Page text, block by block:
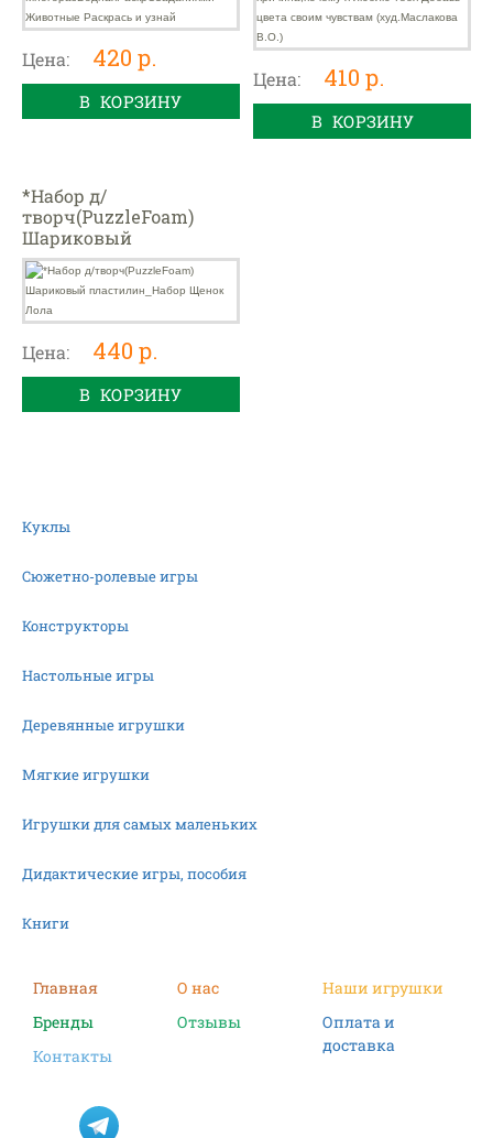
Цена: 420 р.
В КОРЗИНУ
Цена: 410 р.
В КОРЗИНУ
*Набор д/
творч(PuzzleFoam)
Шариковый
пластилин_Набор
Щенок Лола
Цена: 440 р.
В КОРЗИНУ
Куклы
Сюжетно-ролевые игры
Конструкторы
Настольные игры
Деревянные игрушки
Мягкие игрушки
Игрушки для самых маленьких
Дидактические игры, пособия
Книги
Фигурки
Наборы для творчества
Главная О нас
Наши игрушки
Бренды
Отзывы
Оплата и
доставка
Контакты